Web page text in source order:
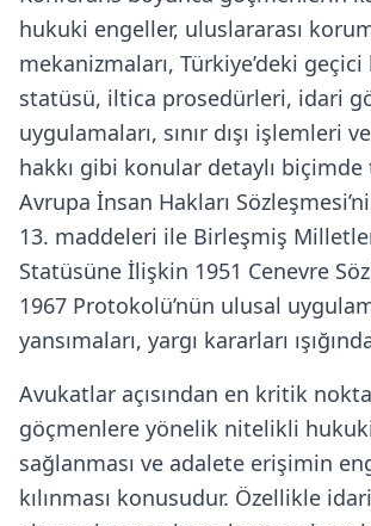
hukuki engeller, uluslararası
mekanizmaları, Türkiye’deki
statüsü, iltica prosedürleri, idari
uygulamaları, sınır dışı işlemleri
hakkı gibi konular detaylı biçimde
Avrupa İnsan Hakları
13. maddeleri ile Birleşmiş
Statüsüne İlişkin 1951 Cenevre
1967 Protokolü’nün ulusal
yansımaları, yargı kararları
Avukatlar açısından en kritik
göçmenlere yönelik nitelikli hukuki
sağlanması ve adalete erişimin
kılınması konusudur. Özellikle